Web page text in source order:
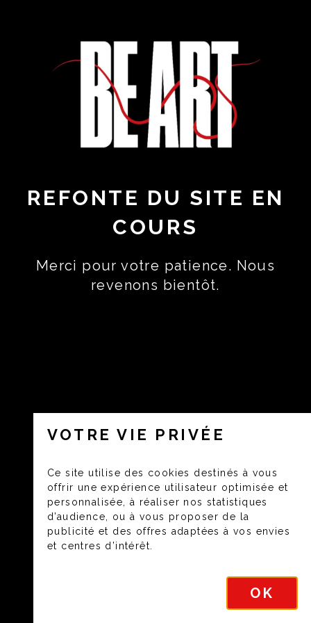
REFONTE DU SITE EN
COURS
Merci pour votre patience. Nous
revenons bientôt.
VOTRE VIE PRIVÉE
Ce site utilise des cookies destinés à vous
offrir une expérience utilisateur optimisée et
personnalisée, à réaliser nos statistiques
d’audience, ou à vous proposer de la
publicité et des offres adaptées à vos envies
et centres d’intérêt.
OK